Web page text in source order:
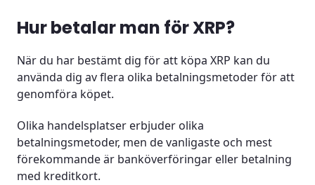
Hur betalar man för XRP?
När du har bestämt dig för att köpa XRP kan du
använda dig av flera olika betalningsmetoder för att
genomföra köpet.
Olika handelsplatser erbjuder olika
betalningsmetoder, men de vanligaste och mest
förekommande är banköverföringar eller betalning
med kreditkort.